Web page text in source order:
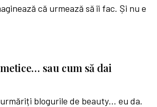
că urmează să îi fac. Și nu e
sau cum să dai
blogurile de beauty… eu da.